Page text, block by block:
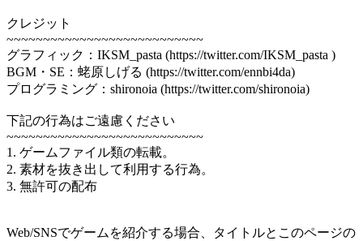
クレジット
~~~~~~~~~~~~~~~~~~~~~~~~~~~
グラフィック：IKSM_pasta (https://twitter.com/IKSM_pasta )
BGM・SE：蛯原しげる (https://twitter.com/ennbi4da)
プログラミング：shironoia (https://twitter.com/shironoia)
下記の行為はご遠慮ください
~~~~~~~~~~~~~~~~~~~~~~~~~~~
1. ゲームファイル類の転載。
2. 素材を抜き出して利用する行為。
3. 無許可の配布
Web/SNSでゲームを紹介する場合、タイトルとこのページの